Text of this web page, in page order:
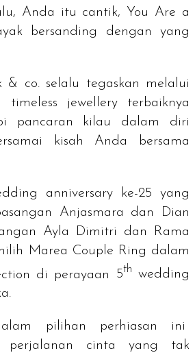
Anda itu cantik, You Are a
bersanding dengan yang
& co. selalu tegaskan melalui
timeless jewellery terbaiknya
pancaran kilau dalam diri
kisah Anda bersama
anniversary ke-25 yang
Anjasmara dan Dian
Ayla Dimitri dan Rama
Marea Couple Ring dalam
di perayaan 5th
wedding
pilihan perhiasan ini
perjalanan cinta yang tak